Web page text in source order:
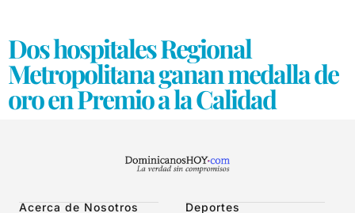
Dos hospitales Regional
Metropolitana ganan medalla de
oro en Premio a la Calidad
Acerca de Nosotros Deportes